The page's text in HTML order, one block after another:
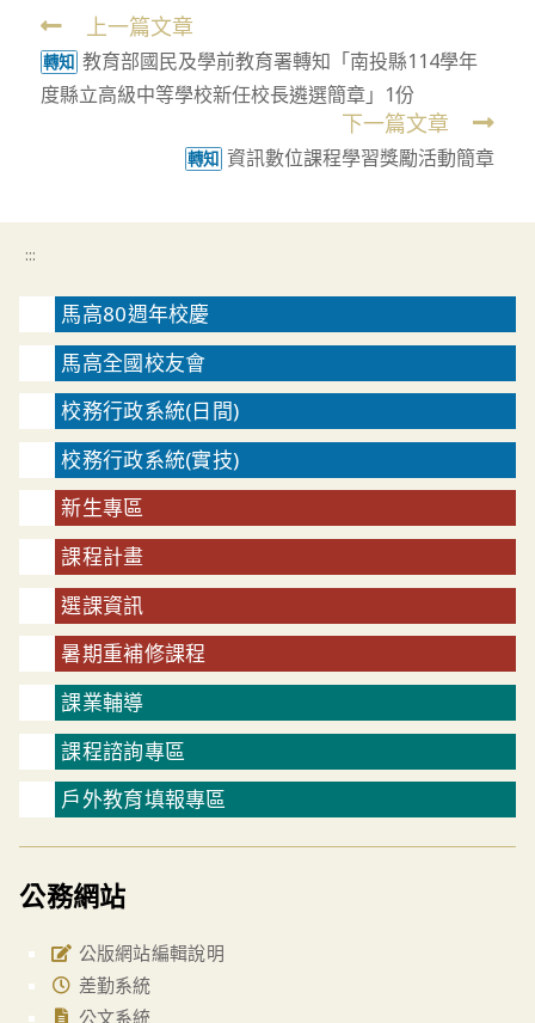
Read
more
articles
上一篇文章
轉知 教育部國民及學前教育署轉知「南投縣114學年
度縣立高級中等學校新任校長遴選簡章」1份
下一篇文章
轉知 資訊數位課程學習獎勵活動簡章
:::
馬高80週年校慶
馬高全國校友會
校務行政系統(日間)
校務行政系統(實技)
新生專區
課程計畫
選課資訊
暑期重補修課程
課業輔導
課程諮詢專區
戶外教育填報專區
公務網站
公版網站編輯說明
差勤系統
公文系統